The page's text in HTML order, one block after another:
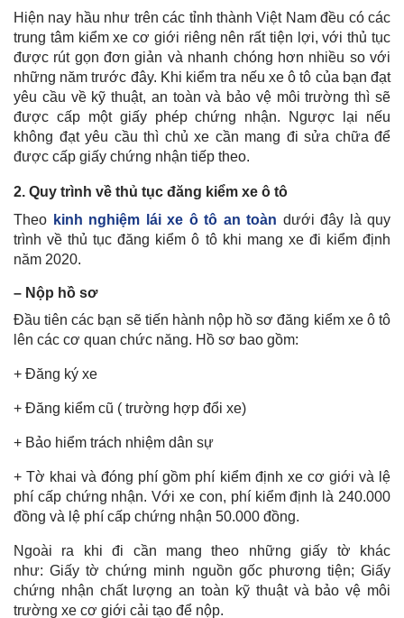
Hiện nay hầu như trên các tỉnh thành Việt Nam đều có các
trung tâm kiểm xe cơ giới riêng nên rất tiện lợi, với thủ tục
được rút gọn đơn giản và nhanh chóng hơn nhiều so với
những năm trước đây. Khi kiểm tra nếu xe ô tô của bạn đạt
yêu cầu về kỹ thuật, an toàn và bảo vệ môi trường thì sẽ
được cấp một giấy phép chứng nhận. Ngược lại nếu
không đạt yêu cầu thì chủ xe cần mang đi sửa chữa để
được cấp giấy chứng nhận tiếp theo.
2. Quy trình về thủ tục đăng kiểm xe ô tô
Theo kinh nghiệm lái xe ô tô an toàn dưới đây là quy
trình về thủ tục đăng kiểm ô tô khi mang xe đi kiểm định
năm 2020.
– Nộp hồ sơ
Đầu tiên các bạn sẽ tiến hành nộp hồ sơ đăng kiểm xe ô tô
lên các cơ quan chức năng. Hồ sơ bao gồm:
+ Đăng ký xe
+ Đăng kiểm cũ ( trường hợp đổi xe)
+ Bảo hiểm trách nhiệm dân sự
+ Tờ khai và đóng phí gồm phí kiểm định xe cơ giới và lệ
phí cấp chứng nhận. Với xe con, phí kiểm định là 240.000
đồng và lệ phí cấp chứng nhận 50.000 đồng.
Ngoài ra khi đi cần mang theo những giấy tờ khác
như: Giấy tờ chứng minh nguồn gốc phương tiện; Giấy
chứng nhận chất lượng an toàn kỹ thuật và bảo vệ môi
trường xe cơ giới cải tạo để nộp.